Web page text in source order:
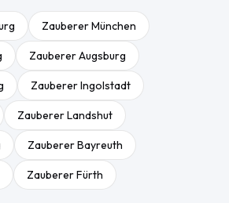
ZaubererMünchen
ZaubererAugsburg
ZaubererIngolstadt
ZaubererLandshut
ZaubererBayreuth
ZaubererFürth